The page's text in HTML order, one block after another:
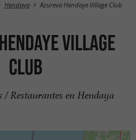
Hendaya Azureva Hendaye Village Club
Village
Club
/ Restaurantes en Hendaya